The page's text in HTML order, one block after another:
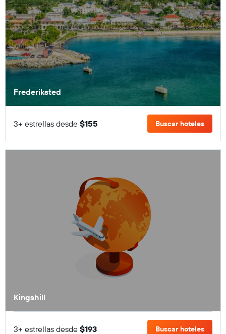
Frederiksted
3+ estrellas desde $155 Buscar hoteles
Kingshill
3+ estrellas desde $193 Buscar hoteles